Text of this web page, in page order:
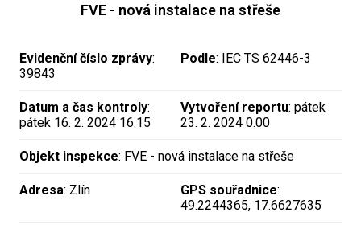
FVE - nová instalace na střeše
Evidenční číslo zprávy:
39843
Podle: IEC TS 62446-3
Datum a čas kontroly:
pátek 16. 2. 2024 16.15
Vytvoření reportu: pátek
23. 2. 2024 0.00
Objekt inspekce: FVE - nová instalace na střeše
Adresa: Zlín GPS souřadnice:
49.2244365, 17.6627635